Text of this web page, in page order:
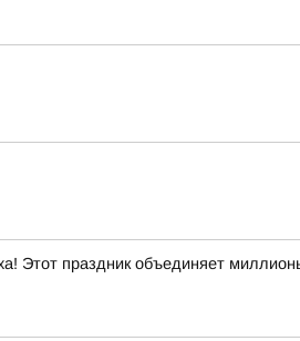
Этот праздник объединяет